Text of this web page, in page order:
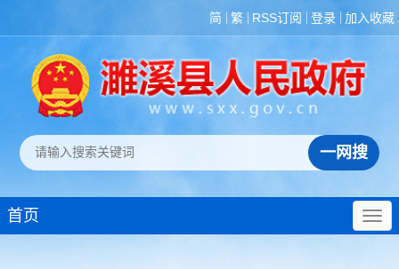
简 繁 RSS订阅 登录 加入收藏
首页